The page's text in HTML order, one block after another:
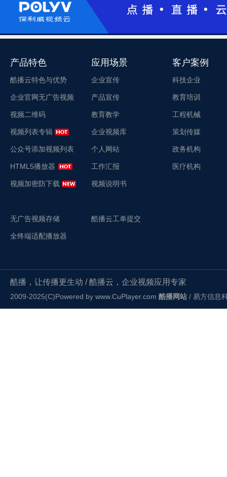
产品特色
酷播云特色与优势
企业官网无广告视频
视频二维码
视频列表专辑
公众号添加视频列表
HTML5播放器
视频加密防下载
无广告视频存储
全终端适配播放器
应用场景
企业宣传
产品宣传
教育教学
企业视频库
个人网站
工作汇报
视频说明书
酷播云工单提交
客户案例
科技企业
教育培训
工程机械
策划传媒
政务机构
医疗机构
酷播，让传播更生动 / 酷播云，企业视频应用专家
2009-2025(C)Powered by www.CuPlayer.com 酷播网站 / 易方信息